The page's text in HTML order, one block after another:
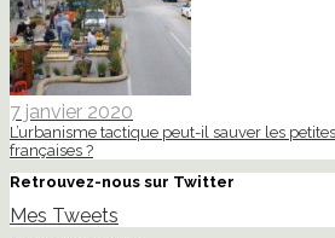
7 janvier 2020
L’urbanisme tactique peut-il sauver les
françaises ?
Retrouvez-nous sur Twitter
Mes Tweets